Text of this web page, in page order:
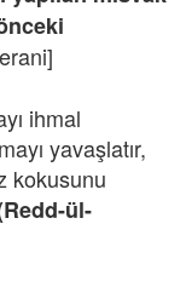
ihmal
yavaşlatır,
kokusunu
ül-